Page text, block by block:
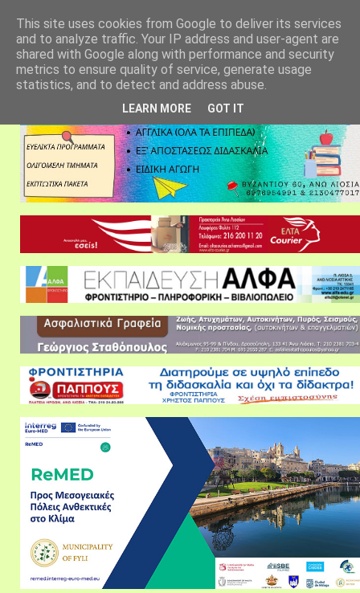
This site uses cookies from Google to deliver its services
and to analyze traffic. Your IP address and user-agent are
shared with Google along with performance and security
metrics to ensure quality of service, generate usage
statistics, and to detect and address abuse.
LEARN MORE GOT IT